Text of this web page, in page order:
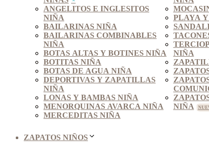
ANGELITOS E INGLESITOS
NIÑA
BAILARINAS NIÑA
BAILARINAS COMBINABLES
NIÑA
BOTAS ALTAS Y BOTINES NIÑA
BOTITAS NIÑA
BOTAS DE AGUA NIÑA
DEPORTIVAS Y ZAPATILLAS
NIÑA
LONAS Y BAMBAS NIÑA
MENORQUINAS AVARCA NIÑA
MERCEDITAS NIÑA
PLAYA
NIÑA
NIÑA
ZAPATOS NIÑOS